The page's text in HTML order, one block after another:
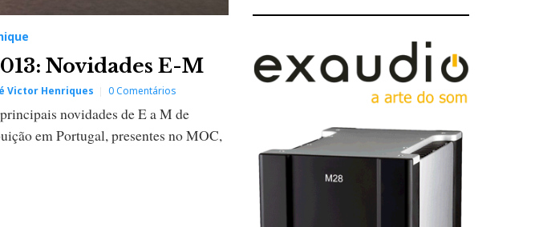
Novidades E-M
Victor Henriques 0 Comentários
novidades de E a M de
em Portugal, presentes no MOC,